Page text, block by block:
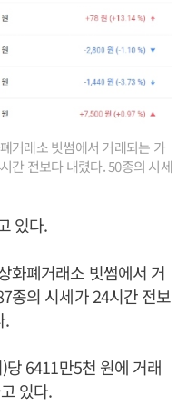
거래소 빗썸에서 거래되는 가
간 전보다 내렸다. 50종의 시세
있다.
화폐거래소 빗썸에서 거
종의 시세가 24시간 전보
.
당 6411만5천 원에 거래
있다.